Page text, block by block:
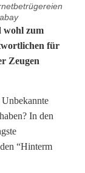
wohl zum
für
Zeugen
In den
“Hinterm